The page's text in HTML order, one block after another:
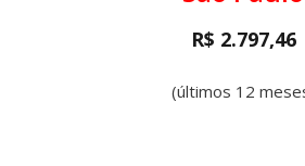
R$ 2.797,46
(últimos 12